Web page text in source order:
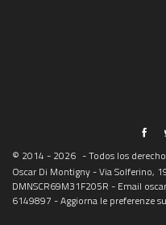
© 2014 - 2026 - Todos los
Oscar Di Montigny - Via Solferino,
DMNSCR69M31F205R - Email
6149897 -Aggiorna le preferenze